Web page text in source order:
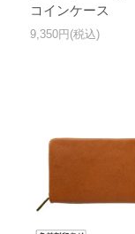
コインケース
9,350円(税込)